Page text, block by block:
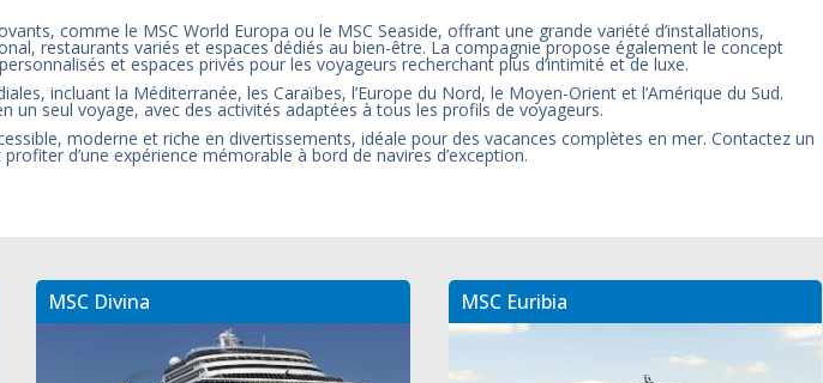
comme le MSC World Europa ou le MSC Seaside, offrant une grande variété d’installations,
restaurants variés et espaces dédiés au bien-être. La compagnie propose également le concept
et espaces privés pour les voyageurs recherchant plus d’intimité et de luxe.
incluant la Méditerranée, les Caraïbes, l’Europe du Nord, le Moyen-Orient et l’Amérique du Sud.
un seul voyage, avec des activités adaptées à tous les profils de voyageurs.
moderne et riche en divertissements, idéale pour des vacances complètes en mer. Contactez un
d’une expérience mémorable à bord de navires d’exception.
MSC Divina MSC Euribia